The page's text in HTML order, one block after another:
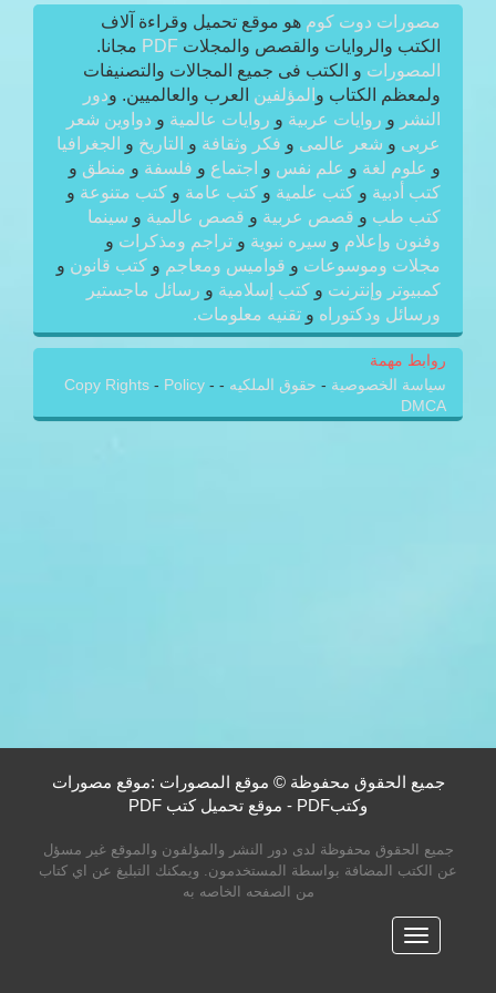
مصورات دوت كوم هو موقع تحميل وقراءة آلاف
الكتب والروايات والقصص والمجلات PDF مجانا.
المصورات و الكتب فى جميع المجالات والتصنيفات
ولمعظم الكتاب و المؤلفين العرب والعالميين. ودور
النشر و روايات عربية و روايات عالمية و دواوين شعر
عربى و شعر عالمى و فكر وثقافة و التاريخ و الجغرافيا
و علوم لغة و علم نفس و اجتماع و فلسفة و منطق و
كتب أدبية و كتب علمية و كتب عامة و كتب متنوعة و
كتب طب و قصص عربية و قصص عالمية و سينما
وفنون وإعلام و سيره نبوية و تراجم ومذكرات و
مجلات وموسوعات و قواميس ومعاجم و كتب قانون و
كمبيوتر وإنترنت و كتب إسلامية و رسائل ماجستير
ورسائل ودكتوراه و تقنيه معلومات.
روابط مهمة
سياسة الخصوصية - حقوق الملكيه -
Copy Rights - Policy -
DMCA
جميع الحقوق محفوظة © موقع المصورات :موقع مصورات
وكتبPDF - موقع تحميل كتب PDF
جميع الحقوق محفوظة لدى دور النشر والمؤلفون والموقع غير مسؤل
عن الكتب المضافة بواسطة المستخدمون. ويمكنك التبليغ عن اي كتاب
من الصفحه الخاصه به
القائمه